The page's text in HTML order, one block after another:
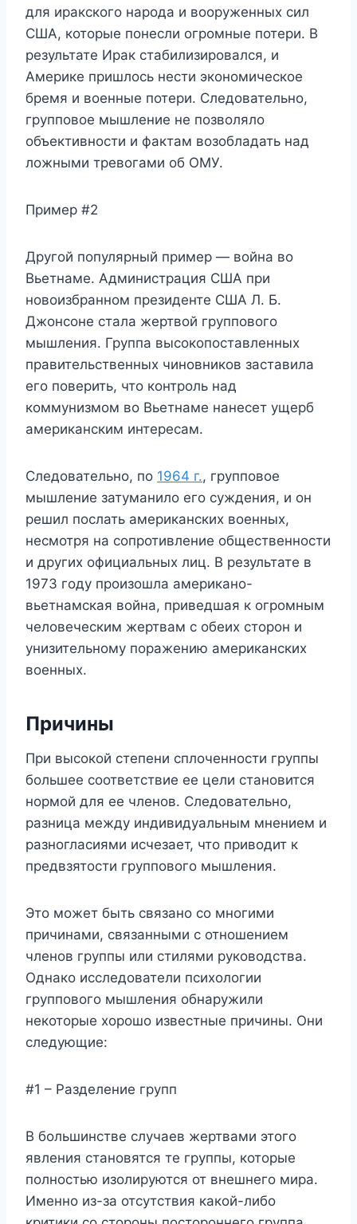
для иракского народа и вооруженных сил
США, которые понесли огромные потери. В
результате Ирак стабилизировался, и
Америке пришлось нести экономическое
бремя и военные потери. Следовательно,
групповое мышление не позволяло
объективности и фактам возобладать над
ложными тревогами об ОМУ.
Пример #2
Другой популярный пример — война во
Вьетнаме. Администрация США при
новоизбранном президенте США Л. Б.
Джонсоне стала жертвой группового
мышления. Группа высокопоставленных
правительственных чиновников заставила
его поверить, что контроль над
коммунизмом во Вьетнаме нанесет ущерб
американским интересам.
Следовательно, по 1964 г., групповое
мышление затуманило его суждения, и он
решил послать американских военных,
несмотря на сопротивление общественности
и других официальных лиц. В результате в
1973 году произошла американо-
вьетнамская война, приведшая к огромным
человеческим жертвам с обеих сторон и
унизительному поражению американских
военных.
Причины
При высокой степени сплоченности группы
большее соответствие ее цели становится
нормой для ее членов. Следовательно,
разница между индивидуальным мнением и
разногласиями исчезает, что приводит к
предвзятости группового мышления.
Это может быть связано со многими
причинами, связанными с отношением
членов группы или стилями руководства.
Однако исследователи психологии
группового мышления обнаружили
некоторые хорошо известные причины. Они
следующие:
#1 – Разделение групп
В большинстве случаев жертвами этого
явления становятся те группы, которые
полностью изолируются от внешнего мира.
Именно из-за отсутствия какой-либо